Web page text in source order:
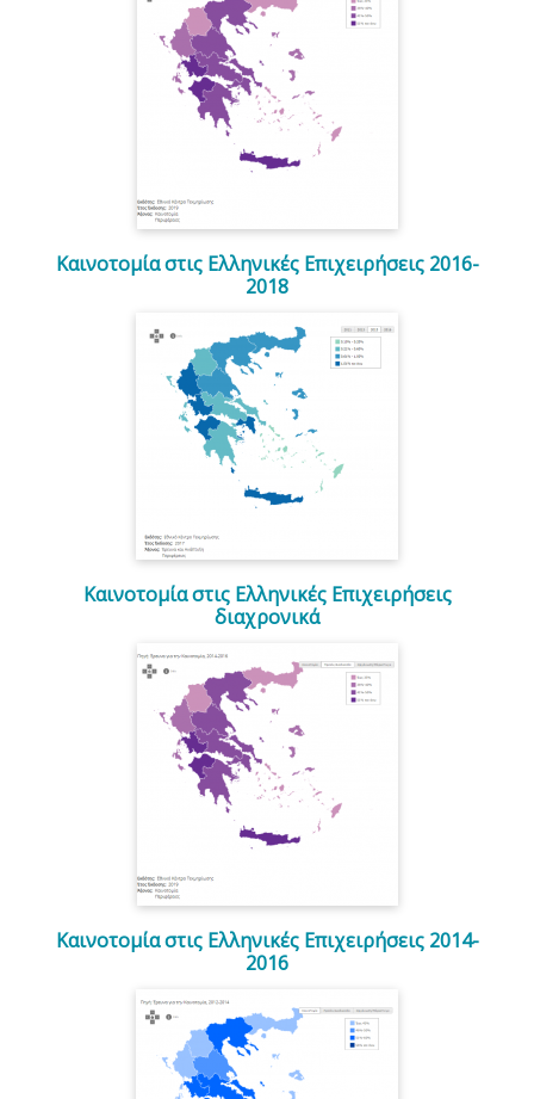
Καινοτομία στις Ελληνικές Επιχειρήσεις 2016-
2018
Καινοτομία στις Ελληνικές Επιχειρήσεις
διαχρονικά
Καινοτομία στις Ελληνικές Επιχειρήσεις 2014-
2016